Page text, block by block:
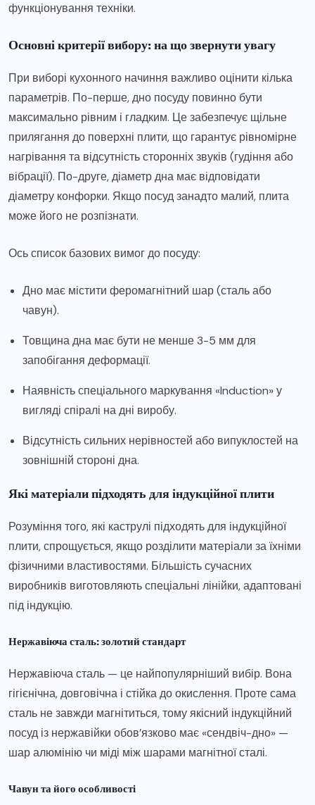
функціонування техніки.
Основні критерії вибору: на що звернути увагу
При виборі кухонного начиння важливо оцінити кілька
параметрів. По-перше, дно посуду повинно бути
максимально рівним і гладким. Це забезпечує щільне
прилягання до поверхні плити, що гарантує рівномірне
нагрівання та відсутність сторонніх звуків (гудіння або
вібрації). По-друге, діаметр дна має відповідати
діаметру конфорки. Якщо посуд занадто малий, плита
може його не розпізнати.
Ось список базових вимог до посуду:
Дно має містити феромагнітний шар (сталь або
чавун).
Товщина дна має бути не менше 3-5 мм для
запобігання деформації.
Наявність спеціального маркування «Induction» у
вигляді спіралі на дні виробу.
Відсутність сильних нерівностей або випуклостей на
зовнішній стороні дна.
Які матеріали підходять для індукційної плити
Розуміння того, які каструлі підходять для індукційної
плити, спрощується, якщо розділити матеріали за їхніми
фізичними властивостями. Більшість сучасних
виробників виготовляють спеціальні лінійки, адаптовані
під індукцію.
Нержавіюча сталь: золотий стандарт
Нержавіюча сталь — це найпопулярніший вибір. Вона
гігієнічна, довговічна і стійка до окислення. Проте сама
сталь не завжди магнітиться, тому якісний індукційний
посуд із нержавійки обов’язково має «сендвіч-дно» —
шар алюмінію чи міді між шарами магнітної сталі.
Чавун та його особливості